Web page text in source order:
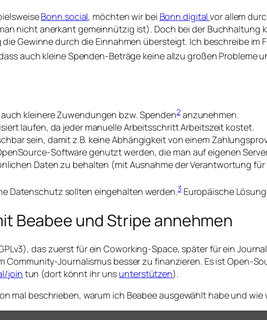
Bonn.social, möchten wir bei Bonn.digitalvor allem
nicht anerkant gemeinnützig ist). Doch bei der Buchhaltung
Gewinne durch die Einnahmen übersteigt. Ich beschreibe im
auch kleine Spenden-Beträge keine allzu großen Probleme
kleinere Zuwendungen bzw. Spenden2anzunehmen.
laufen, da jeder manuelle Arbeitsschritt Arbeitszeit kostet.
sein, damit z.B. keine Abhängigkeit von einem
Software genutzt werden, die man auf eigenen
Daten zu behalten (mit Ausnahme der Verantwortung
Datenschutz sollten eingehalten werden.3Europäische
Beabee und Stripe annehmen
das zuerst für ein Coworking-Space, später für ein
Journalismus besser zu finanzieren. Es ist Open-
join tun (dort könnt ihr uns unterstützen).
mal beschrieben, warum ich Beabee ausgewählt habe und wie